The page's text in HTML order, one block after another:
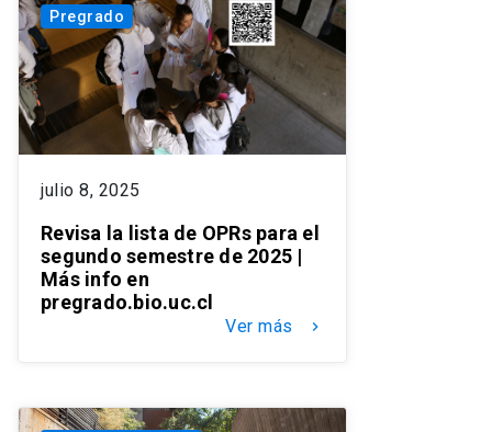
Pregrado
julio 8, 2025
Revisa la lista de OPRs para el
segundo semestre de 2025 |
Más info en
pregrado.bio.uc.cl
Ver más keyboard_arrow_right